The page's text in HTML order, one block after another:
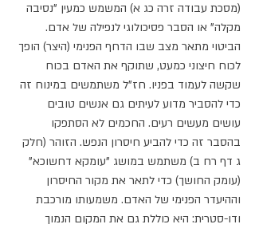
(מסכת עבודה זרה כג א) המשמש כמעין "נסיבה
מקלה" או הסבר פסיכולוגי לנפילה של אדם.
הביטוי מתאר מצב שבו הדחף הפנימי (היצר) הופך
לכוח חיצוני כמעט, שתוקף את האדם בכוח
שקשה לעמוד בפניו. חז"ל משתמשים במינוח זה
כדי להסביר מדוע לעיתים גם אנשים טובים
עושים מעשים רעים. החכמים לא הסתפקו
בהסבר זה כדי להביע חיסרון הנפש. הזוהר (חלק
ג דף רח ב) משתמש במושג "עומקא דחשוכא"
(עומק החושך) כדי לתאר את מקור החיסרון
וההיעדר הפנימי של האדם. משמעותו מורכבת
ודו-סטרית: היא כוללת גם את המקום הנמוך